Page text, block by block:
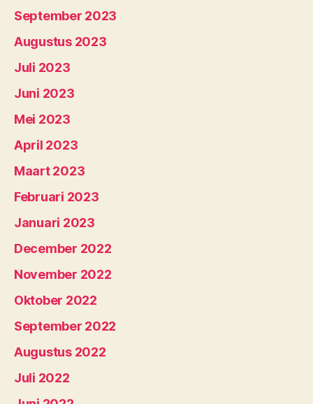
September 2023
Augustus 2023
Juli 2023
Juni 2023
Mei 2023
April 2023
Maart 2023
Februari 2023
Januari 2023
December 2022
November 2022
Oktober 2022
September 2022
Augustus 2022
Juli 2022